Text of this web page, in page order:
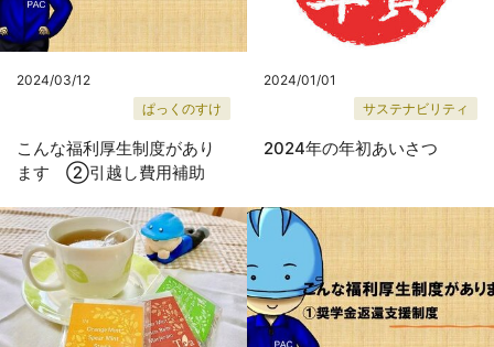
2024/03/12
ぱっくのすけ
こんな福利厚生制度があり
ます ②引越し費用補助
2024/01/01
サステナビリティ
2024年の年初あいさつ